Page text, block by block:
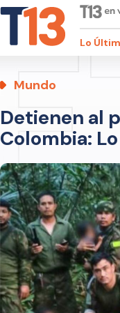
Lo
Mundo
Detienen al
Colombia: